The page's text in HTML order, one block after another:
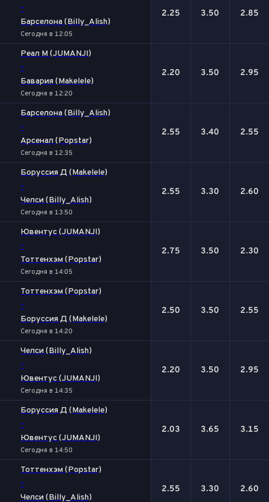
-
Барселона (Billy_Alish)
Сегодня в 12:05
2.25 3.50 2.85
Реал М (JUMANJI)
-
Бавария (Makelele)
Сегодня в 12:20
2.20 3.50 2.95
Барселона (Billy_Alish)
-
Арсенал (Popstar)
Сегодня в 12:35
2.55 3.40 2.55
Боруссия Д (Makelele)
-
Челси (Billy_Alish)
Сегодня в 13:50
2.55 3.30 2.60
Ювентус (JUMANJI)
-
Тоттенхэм (Popstar)
Сегодня в 14:05
2.75 3.50 2.30
Тоттенхэм (Popstar)
-
Боруссия Д (Makelele)
Сегодня в 14:20
2.50 3.50 2.55
Челси (Billy_Alish)
-
Ювентус (JUMANJI)
Сегодня в 14:35
2.20 3.50 2.95
Боруссия Д (Makelele)
-
Ювентус (JUMANJI)
Сегодня в 14:50
2.03 3.65 3.15
Тоттенхэм (Popstar)
-
Челси (Billy_Alish)
2.55 3.30 2.60